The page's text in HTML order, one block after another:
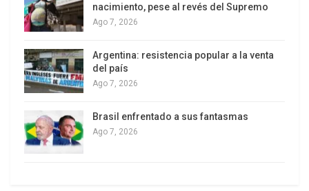
contrincante, el canciller paraguayo Ramírez
Lezcano, quien proclamaba tener el respaldo de
Mar-a-Lago, y terminó declinando su candidatura
ante la falta de apoyos. Ramdin se convirtió así en
OEA proveniente de un país de la comunidad del
Caribe, CARICOM. Sin embargo las embestidas
contra Ramdin comenzaron incluso antes de su
nacimiento, pese al revés del Supremo
Ago 7, 2026
Argentina: resistencia popular a la venta
del país
Ago 7, 2026
Brasil enfrentado a sus fantasmas
Ago 7, 2026